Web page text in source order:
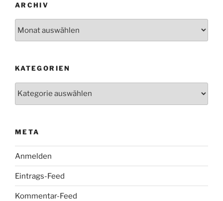
ARCHIV
KATEGORIEN
META
Anmelden
Eintrags-Feed
Kommentar-Feed